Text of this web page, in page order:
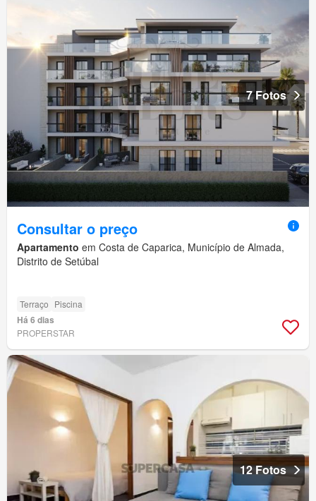
7 Fotos
Consultar o preço
Apartamento em Costa de Caparica, Município de Almada,
Distrito de Setúbal
Terraço Piscina
Há 6 dias
PROPERSTAR
12 Fotos